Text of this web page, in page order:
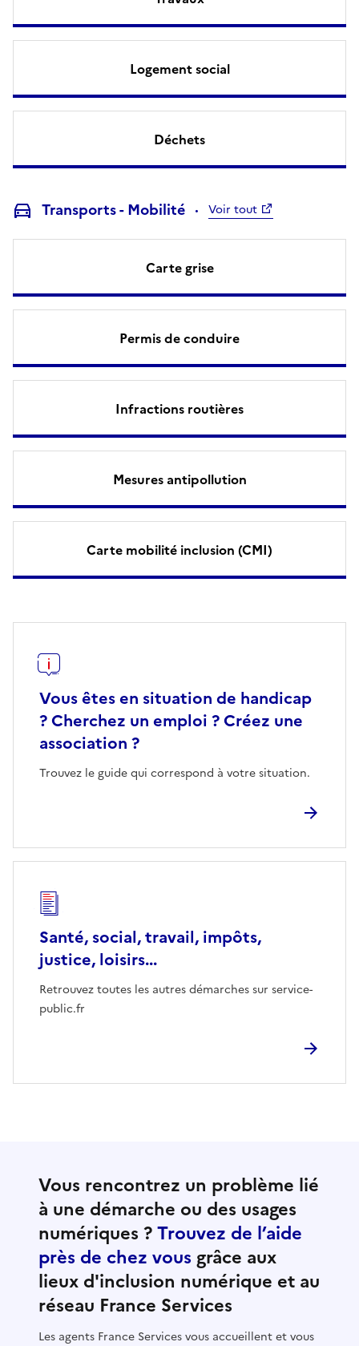
Logement social
Déchets
Transports - Mobilité Voir tout
Carte grise
Permis de conduire
Infractions routières
Mesures antipollution
Carte mobilité inclusion (CMI)
Vous êtes en situation de handicap
? Cherchez un emploi ? Créez une
association ?
Trouvez le guide qui correspond à votre situation.
Santé, social, travail, impôts,
justice, loisirs...
Retrouvez toutes les autres démarches sur service-
public.fr
Vous rencontrez un problème lié
à une démarche ou des usages
numériques ?Trouvez de l’aide
près de chez vous grâce aux
lieux d'inclusion numérique et au
réseau France Services
Les agents France Services vous accueillent et vous